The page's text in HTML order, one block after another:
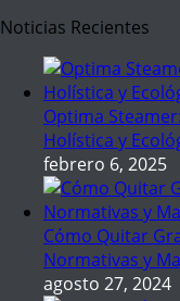
Noticias Recientes
Optima
Holística y
febrero 6, 2025
Cómo Quitar
Normativas y
agosto 27, 2024